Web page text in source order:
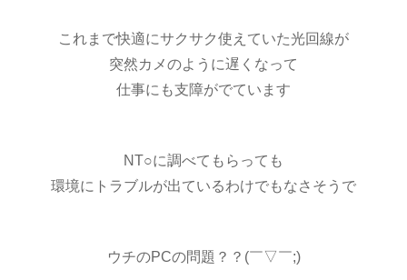
これまで快適にサクサク使えていた光回線が
突然カメのように遅くなって
仕事にも支障がでています
NT○に調べてもらっても
環境にトラブルが出ているわけでもなさそうで
ウチのPCの問題？？(￣▽￣;)